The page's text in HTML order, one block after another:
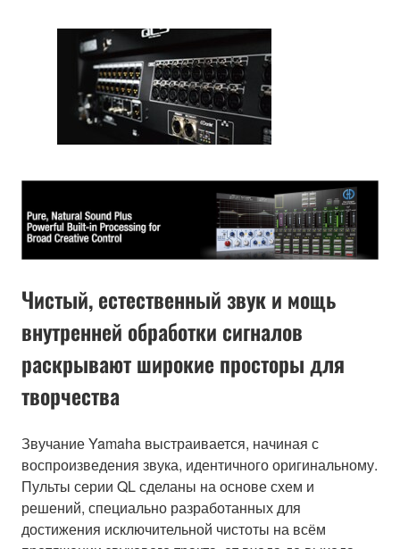
Чистый, естественный звук и мощь
внутренней обработки сигналов
раскрывают широкие просторы для
творчества
Звучание Yamaha выстраивается, начиная с
воспроизведения звука, идентичного оригинальному.
Пульты серии QL сделаны на основе схем и
решений, специально разработанных для
достижения исключительной чистоты на всём